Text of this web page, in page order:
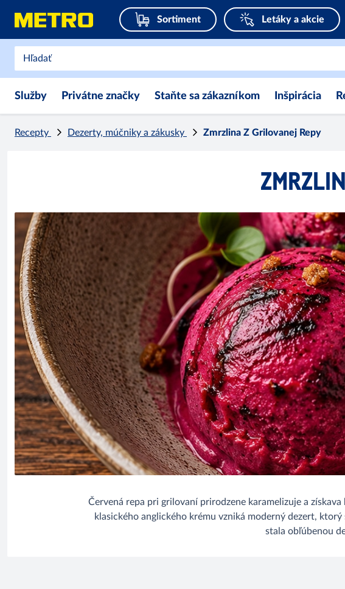
Sortiment Letáky a akcie
Služby Privátne značky Staňte sa zákazníkom Inšpirácia
Recepty Dezerty, múčniky a zákusky Zmrzlina Z Grilovanej Repy
Červená repa pri grilovaní prirodzene karamelizuje a
klasického anglického krému vzniká moderný dezert,
stala obľúbenou